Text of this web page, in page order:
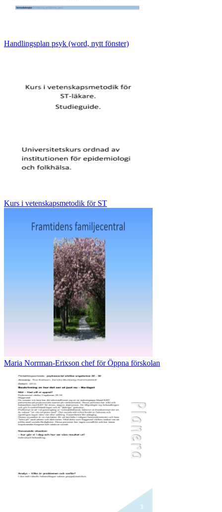
Handlingsplan psyk (word, nytt fönster)
Kurs i vetenskapsmetodik för ST
Maria Norrman-Erixson chef för Öppna förskolan